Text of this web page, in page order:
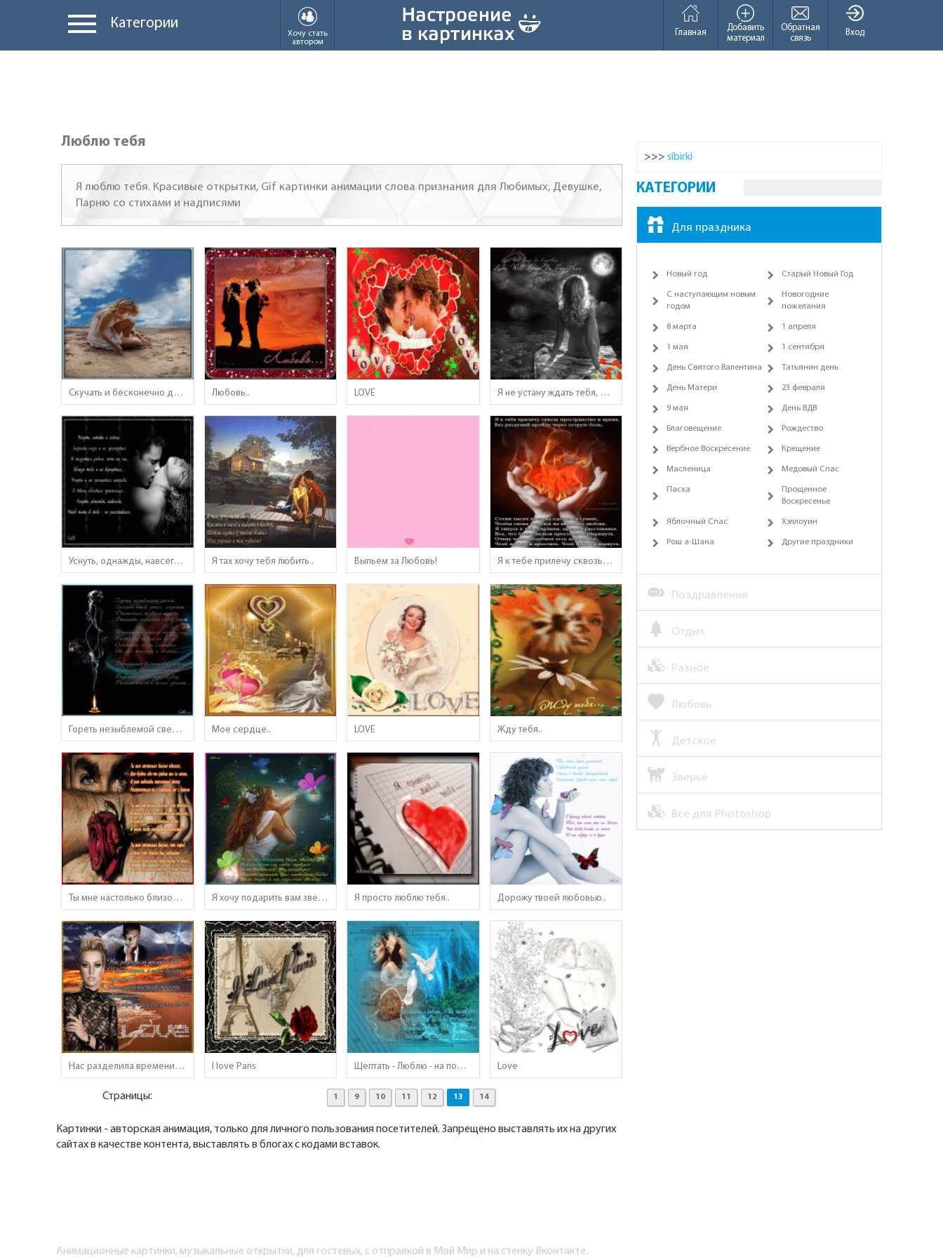
Категории
Хочу стать
автором
Вход
Обратная
связь
Добавить
материал
Главная
Люблю тебя
Я люблю тебя. Красивые открытки, Gif картинки анимации слова признания для Любимых, Девушке,
Парню со стихами и надписями
Скучать и бесконечно долго ждать.. Любовь.. LOVE Я не устану ждать тебя, и не устану - верить..
Уснуть, однажды, навсегда, чтоб жить в тебе - не расставаясь.. Я тах хочу тебя любить.. Выпьем за Любовь! Я к тебе прилечу сквозь пространство и время..
Гореть незыблемой свечой.. Мое сердце.. LOVE Жду тебя..
Ты мне настолько близок вдалеке.. Я хочу подарить вам звезду.. Я просто люблю тебя.. Дорожу твоей любовью..
Нас разделила времени река.. I love Paris Щептать - Люблю - на полувздохе.. Love
Страницы: 1 9 10 11 12 13 14
Картинки - авторская анимация, только для личного пользования посетителей. Запрещено выставлять их на других
сайтах в качестве контента, выставлять в блогах с кодами вставок.
Анимационные картинки, музыкальные открытки, для гостевых, с отправкой в Мой Мир и на стенку Вконтакте.
>>> sibirki
КАТЕГОРИИ
Для праздника
Новый год Старый Новый Год
С наступающим новым
годом
Новогодние
пожелания
8 марта 1 апреля
1 мая 1 сентября
День Святого Валентина Татьянин день
День Матери 23 февраля
9 мая День ВДВ
Благовещение Рождество
Вербное Воскресение Крещение
Масленица Медовый Спас
Пасха
Прощенное
Воскресенье
Яблочный Спас Хэллоуин
Рош а-Шана Другие праздники
Поздравления
Отдых
Разное
Любовь
Детское
Зверьё
Все для Photoshop